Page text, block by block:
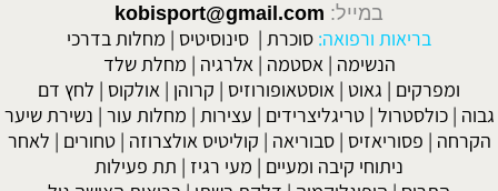
במייל: kobisport@gmail.com
בריאות ורפואה: סוכרת | סינוסיטיס | מחלות בדרכי
הנשימה | אסטמה | אלרגיה | מחלת שלד
ומפרקים | גאוט | אוסטאופורוזיס | קרוהן | אולקוס | לחץ דם
גבוה |כולסטרול |טריגליצרידים | עצירות | מחלות עור | נשירת שיער
הקרחה | פסוריאזיס |סבוריאה | קוליטיס אולצרוזה |טחורים | לאחר
ניתוחי קיבה ומעיים | מעי רגיז | תת פעילות